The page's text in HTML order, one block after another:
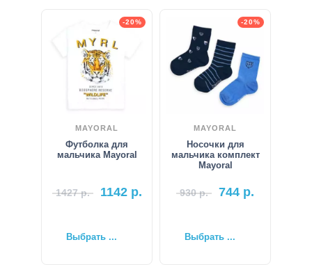
-20%
MAYORAL
Футболка для
мальчика Mayoral
1427р. 1142р.
Выбрать ...
-20%
MAYORAL
Носочки для
мальчика комплект
Mayoral
930р. 744 р.
Выбрать ...